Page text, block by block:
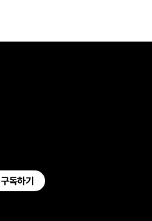
구독하기